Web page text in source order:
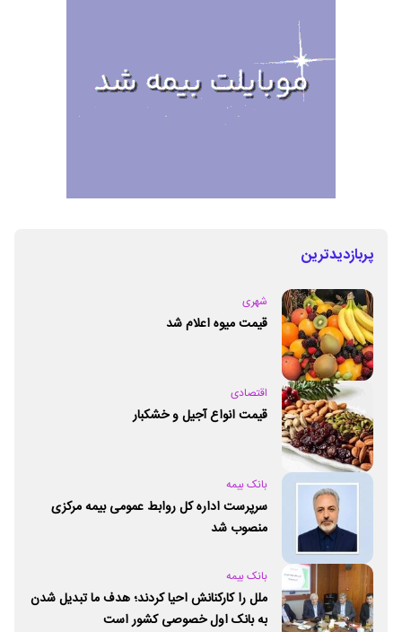
پربازدیدترین
شهری
قیمت میوه اعلام شد
اقتصادی
قیمت انواع آجیل و خشکبار
بانک بیمه
سرپرست اداره کل روابط عمومی بیمه مرکزی
منصوب شد
بانک بیمه
ملل را کارکنانش احیا کردند؛ هدف ما تبدیل شدن
به بانک اول خصوصی کشور است